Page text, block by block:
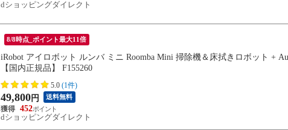
dショッピングダイレクト
8/8時点_ポイント最大11倍
iRobot アイロボット ルンバ ミニ Roomba Mini 掃除機＆床拭きロボット +
【国内正規品】 F155260
5.0 (1件)
49,800 円 送料無料
452
dショッピングダイレクト